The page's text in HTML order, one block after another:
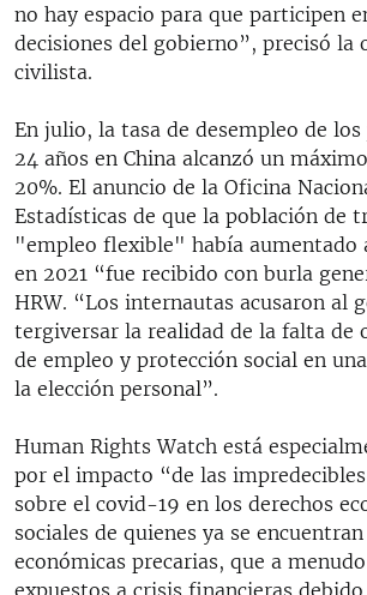
no hay espacio para que participen
decisiones del gobierno”, precisó la
civilista.
En julio, la tasa de desempleo de los
24 años en China alcanzó un
20%. El anuncio de la Oficina
Estadísticas de que la población de
"empleo flexible" había aumentado
en 2021 “fue recibido con burla
HRW. “Los internautas acusaron al
tergiversar la realidad de la falta de
de empleo y protección social en
la elección personal”.
Human Rights Watch está
por el impacto “de las
sobre el covid-19 en los derechos
sociales de quienes ya se
económicas precarias, que a
expuestos a crisis financieras debido